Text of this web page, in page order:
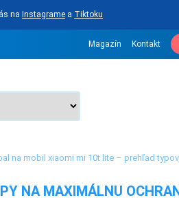
na Instagrame a Tiktoku
Magazín Kontakt
NA MAXIMÁLNU
na mobil xiaomi mi 10t lite – prehľad